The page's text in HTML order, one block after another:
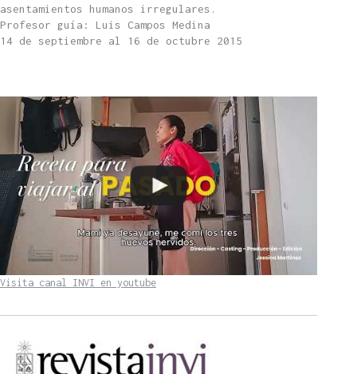
asentamientos humanos irregulares.
Profesor guía: Luis Campos Medina
14 de septiembre al 16 de octubre 2015
Visita canal INVI en youtube